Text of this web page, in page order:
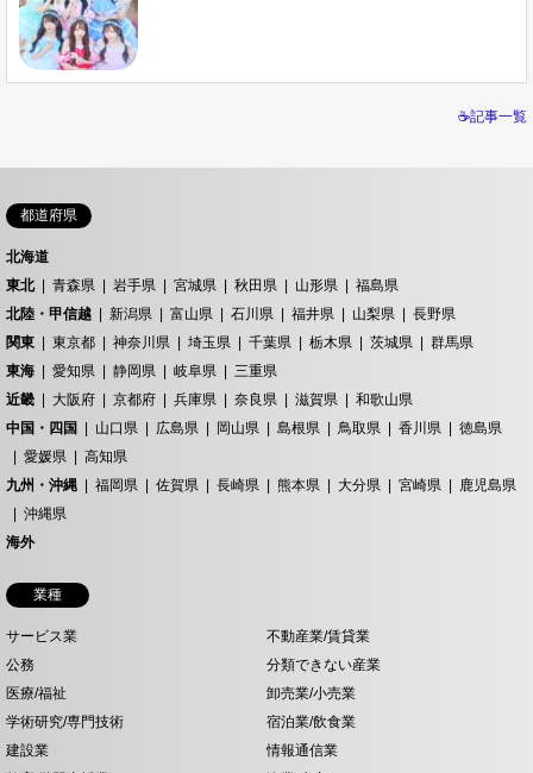
☕記事一覧
都道府県
北海道
東北
青森県 岩手県 宮城県 秋田県 山形県
福島県
北陸・甲信越
新潟県 富山県 石川県 福井県 山梨県
長野県
関東
東京都 神奈川県 埼玉県 千葉県 栃木県 茨城県
群馬県
東海
愛知県 静岡県 岐阜県
三重県
近畿
大阪府 京都府 兵庫県 奈良県 滋賀県
和歌山県
中国・四国
山口県 広島県 岡山県 島根県 鳥取県 香川県
徳島県
愛媛県
高知県
九州・沖縄
福岡県 佐賀県 長崎県 熊本県 大分県 宮崎県
鹿児島県
沖縄県
海外
業種
サービス業
不動産業/賃貸業
公務
分類できない産業
医療/福祉
卸売業/小売業
学術研究/専門技術
宿泊業/飲食業
建設業
情報通信業